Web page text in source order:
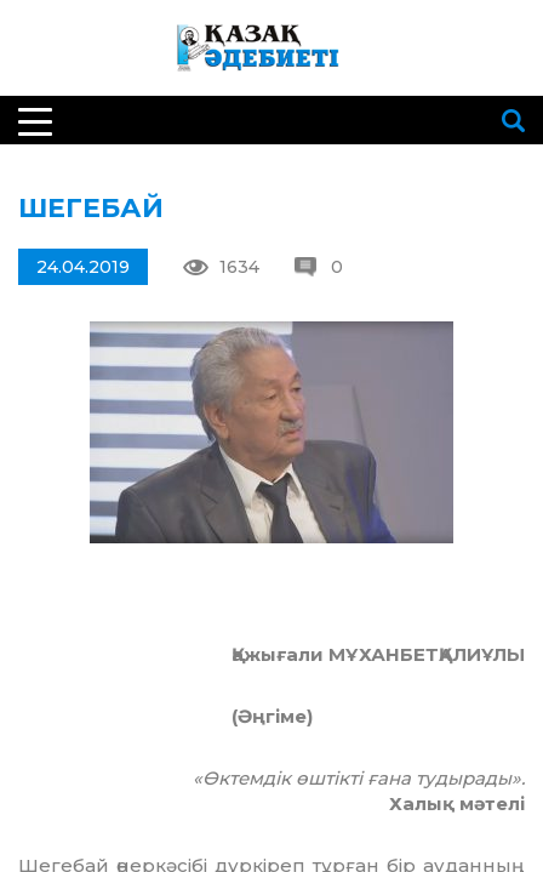
ШЕГЕБАЙ
24.04.2019 1634 0
Қажығали МҰХАНБЕТҚАЛИҰЛЫ
(Әңгіме)
«Өктемдік өштікті ғана тудырады».
Халық мәтелі
Шегебай өнеркәсібі дүркіреп тұрған бір ауданның